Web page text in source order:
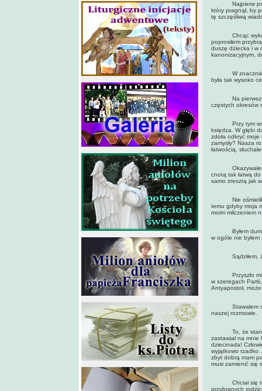
Najpierw
który pragnął, by
tę szczęśliwą
Chcąc
poprosiłem
duszę dziecka i w
kanonizacyjnym,
W znacznie
była tak wysoko
Na pierwszy
częstych okresów
Przy tym
księdza. W głębi
zdoła odkryć
zamysły? Nasza
łatwością,
Okazywałem,
cnotą tak łatwą
samo zresztą jak
Nie ośmieliłem
temu gdyby moja
moim milczeniem
Byłem dumny z
w ogóle nie
Sądziłem, że
Przyszło mi na
w szeregach
Antyapostoł,
Stawałem się
naszej rozmowie.
To, że stanę się
zastawiał na mnie
dziecinada!
wyjątkowo rzadko.
zbyt dobrą mam
musi zamienić się
Chciał się też
przybranych